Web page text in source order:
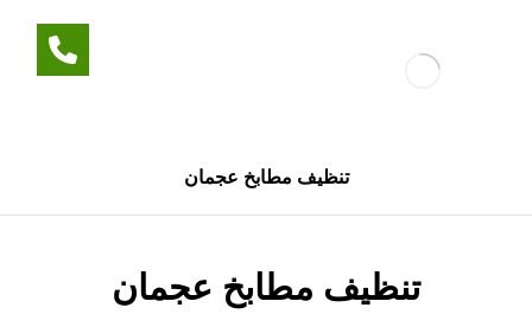
تنظيف مطابخ عجمان
تنظيف مطابخ عجمان